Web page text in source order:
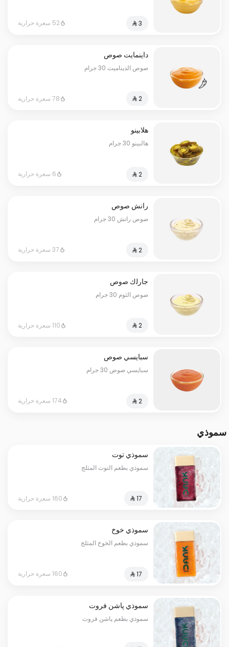
52 سعرة حرارية
داینمایت صوص
صوص الديناميت 30 جرام
⁨⁦‪‬ 2⁩ 78 سعرة حرارية
هلابينو
هالبينو 30 جرام
⁨⁦‪‬ 2⁩ 6 سعرة حرارية
رانش صوص
صوص رانش 30 جرام
⁨⁦‪‬ 2⁩ 37 سعرة حرارية
ﺟﺎرﻟك ﺻوص
صوص الثوم 30 جرام
⁨⁦‪‬ 2⁩ 110 سعرة حرارية
سبايسي صوص
سبايسي صوص 30 جرام
⁨⁦‪‬ 2⁩ 174 سعرة حرارية
سموذي
سموذي توت
سموذي بطعم التوت المثلج
160 سعرة حرارية
سموذي خوخ
سموذي بطعم الخوخ المثلج
160 سعرة حرارية
سموذي پاشن فروت
سموذي بطعم پاشن فروت